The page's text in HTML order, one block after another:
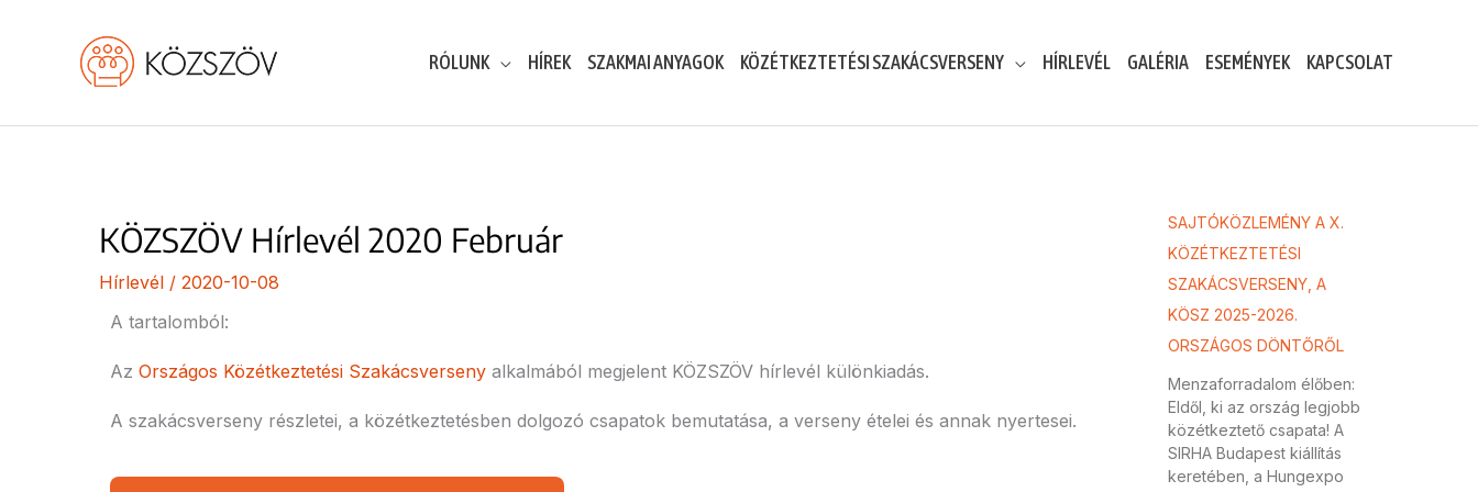
RÓLUNK HÍREK SZAKMAI ANYAGOK KÖZÉTKEZTETÉSI SZAKÁCSVERSENY HÍRLEVÉL GALÉRIA ESEMÉNYEK KAPCSOLAT
KÖZSZÖV Hírlevél 2020 Február
Hírlevél/ 2020-10-08
A tartalomból:
Az Országos Közétkeztetési Szakácsversenyalkalmából megjelent KÖZSZÖV hírlevél különkiadás.
A szakácsverseny részletei, a közétkeztetésben dolgozó csapatok bemutatása, a verseny ételei és annak nyertesei.
SAJTÓKÖZLEMÉNY A X.
KÖZÉTKEZTETÉSI
SZAKÁCSVERSENY, A
KÖSZ 2025-2026.
ORSZÁGOS DÖNTŐRŐL
Menzaforradalom élőben:
Eldől, ki az ország legjobb
közétkeztető csapata! A
SIRHA Budapest kiállítás
keretében, a Hungexpo